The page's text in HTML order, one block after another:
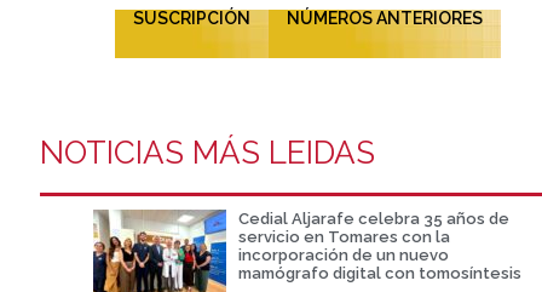
SUSCRIPCIÓN NÚMEROS ANTERIORES
NOTICIAS MÁS LEIDAS
Cedial Aljarafe celebra 35 años de
servicio en Tomares con la
incorporación de un nuevo
mamógrafo digital con tomosíntesis